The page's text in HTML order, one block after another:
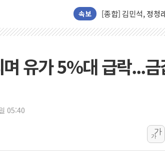
속보
[종합] 김민석, 정청
[속보] 민주, 제주·
美, 이란전 출구전
강릉·동해·삼척
유가 5%대 급락...금
05:40
가
가